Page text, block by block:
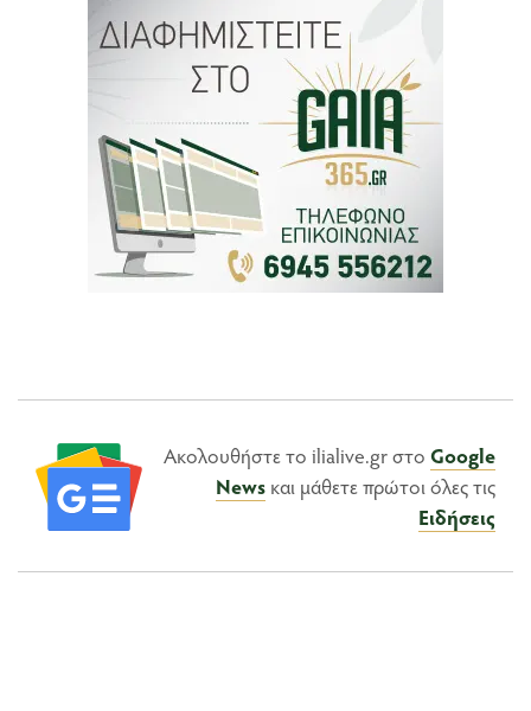
Ακολουθήστε το ilialive.gr στο Google
News και μάθετε πρώτοι όλες τις
Ειδήσεις